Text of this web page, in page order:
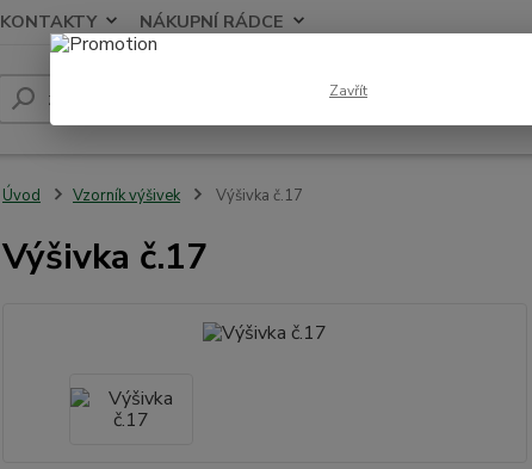
KONTAKTY NÁKUPNÍ RÁDCE
Hledat
Úvod Vzorník výšivek Výšivka č.17
Výšivka č.17
Zavřít